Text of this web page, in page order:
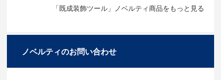
「既成装飾ツール」ノベルティ商品をもっと見る
ノベルティのお問い合わせ